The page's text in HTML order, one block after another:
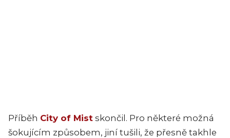
Příběh City of Mist skončil. Pro některé možná
šokujícím způsobem, jiní tušili, že přesně takhle